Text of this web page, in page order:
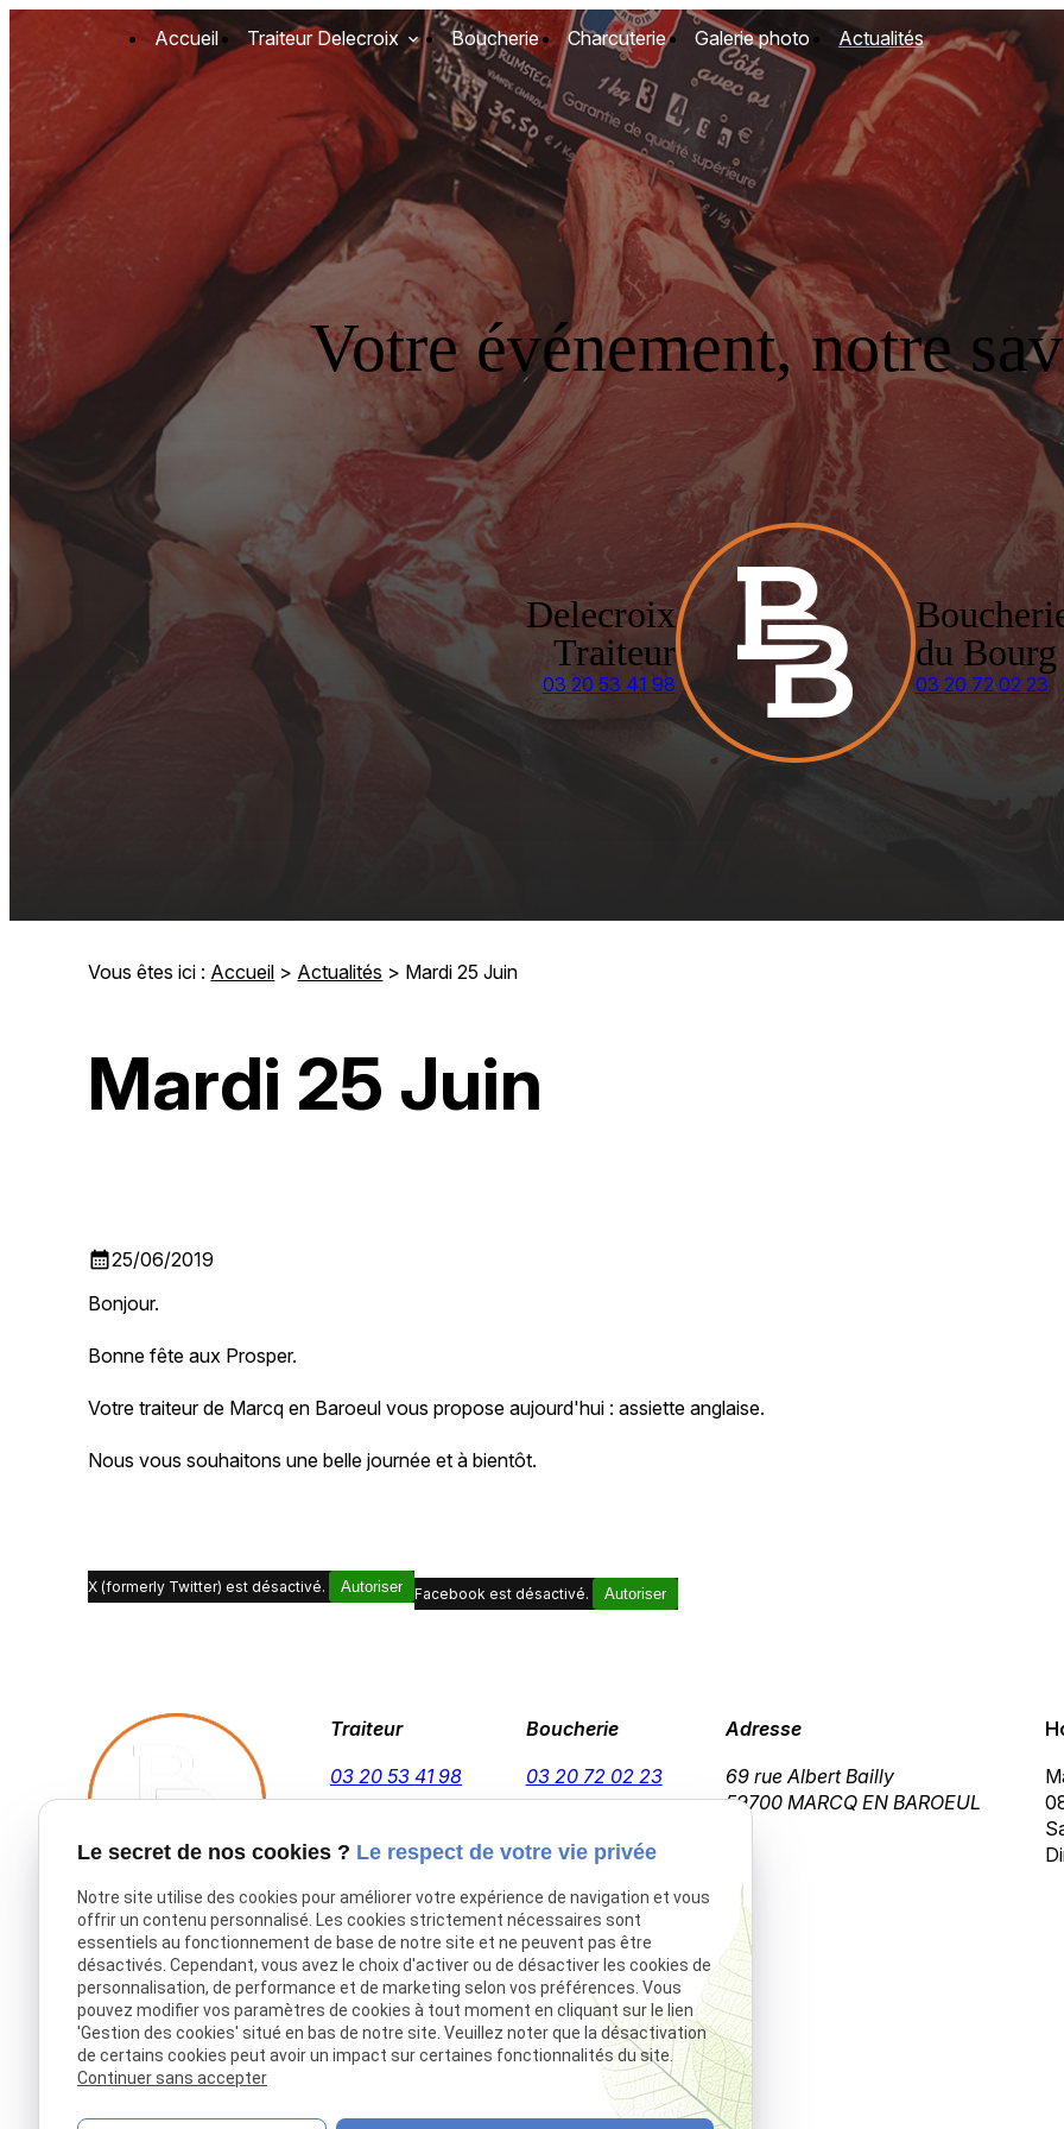
Accueil Traiteur Delecroix Boucherie Charcuterie Galerie photo Actualités
Votre événement, notre
Delecroix
Traiteur
03 20 53 41 98
du Bourg
03 20 72 02 23
Vous êtes ici : Accueil > Actualités > Mardi 25 Juin
Mardi 25 Juin
calendar_month25/06/2019
Bonjour.
Bonne fête aux Prosper.
Votre traiteur de Marcq en Baroeul vous propose aujourd'hui : assiette anglaise.
Nous vous souhaitons une belle journée et à bientôt.
X (formerly Twitter) est désactivé. Autoriser Facebook est désactivé. Autoriser
Traiteur
03 20 53 41 98
Boucherie
03 20 72 02 23
Adresse
69 rue Albert Bailly
59700 MARCQ EN BAROEUL
Accueil
Traiteur Delecroix
Boissons professionnels
Boissons particuliers
Location de matériel
Boucherie
Panneau de gestion des cookies
Le secret de nos cookies ? Le respect de votre vie privée
Notre site utilise des cookies pour améliorer votre expérience de navigation et vous
offrir un contenu personnalisé. Les cookies strictement nécessaires sont
essentiels au fonctionnement de base de notre site et ne peuvent pas être
désactivés. Cependant, vous avez le choix d'activer ou de désactiver les cookies de
personnalisation, de performance et de marketing selon vos préférences. Vous
pouvez modifier vos paramètres de cookies à tout moment en cliquant sur le lien
'Gestion des cookies' situé en bas de notre site. Veuillez noter que la désactivation
de certains cookies peut avoir un impact sur certaines fonctionnalités du site.
Continuer sans accepter